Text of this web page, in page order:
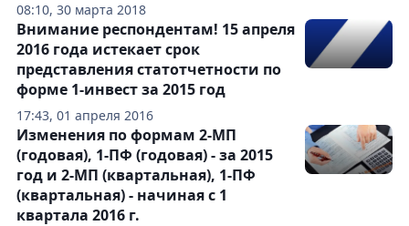
08:10, 30 марта 2018
17:43, 01 апреля 2016
Внимание респондентам! 15 апреля
2016 года истекает срок
представления статотчетности по
форме 1-инвест за 2015 год
Изменения по формам 2-МП
(годовая), 1-ПФ (годовая) - за 2015
год и 2-МП (квартальная), 1-ПФ
(квартальная) - начиная с 1
квартала 2016 г.